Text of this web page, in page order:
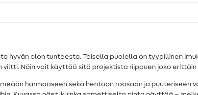
hyvän olon tunteesta. Toisella puolella on tyypillinen
viltti. Näin voit käyttää sitä projektista riippuen joko
harmaaseen sekä hentoon roosaan ja puuteriseen